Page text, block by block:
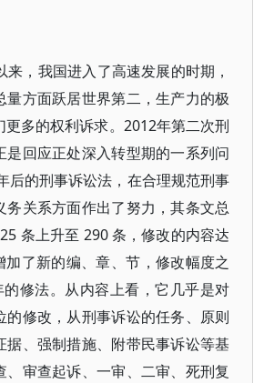
来，我国进入了高速发展的时期，
量方面跃居世界第二，生产力的极
更多的权利诉求。2012年第二次刑
是回应正处深入转型期的一系列问
后的刑事诉讼法，在合理规范刑事
务关系方面作出了努力，其条文总
条上升至 290 条，修改的内容达
加了新的编、章、节，修改幅度之
修法。从内容上看，它几乎是对
的修改，从刑事诉讼的任务、原则
据、强制措施、附带民事诉讼等基
、审查起诉、一审、二审、死刑复